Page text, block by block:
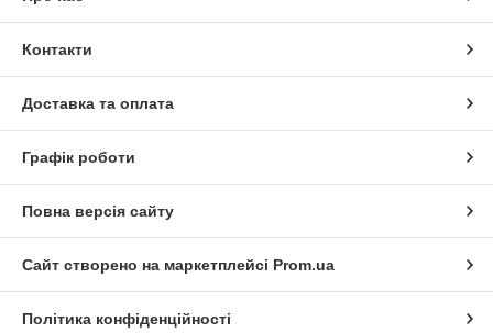
Контакти
Доставка та оплата
Графік роботи
Повна версія сайту
Сайт створено на маркетплейсі Prom.ua
Політика конфіденційності